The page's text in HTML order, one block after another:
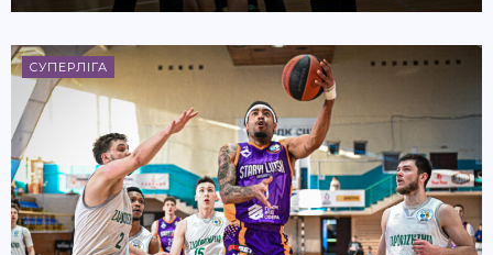
СУПЕРЛІГА